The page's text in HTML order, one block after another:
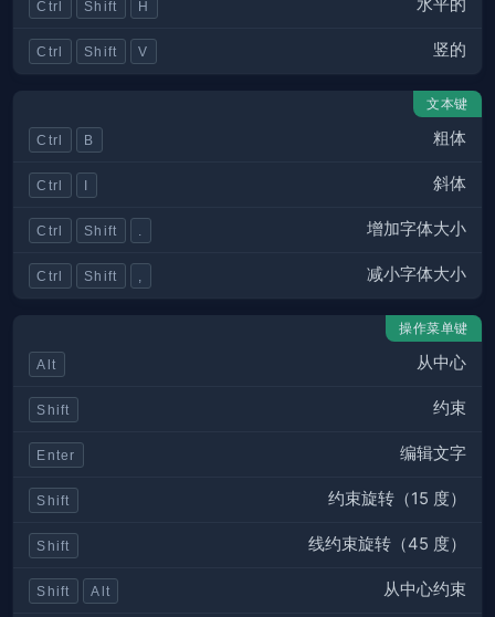
Ctrl Shift H 水平的
Ctrl Shift V 竖的
文本键
Ctrl B 粗体
Ctrl I 斜体
Ctrl Shift 增加字体大小
Ctrl Shift 减小字体大小
操作菜单键
Alt 从中心
Shift 约束
Enter 编辑文字
Shift 约束旋转（15 度）
Shift 线约束旋转（45 度）
Shift Alt 从中心约束